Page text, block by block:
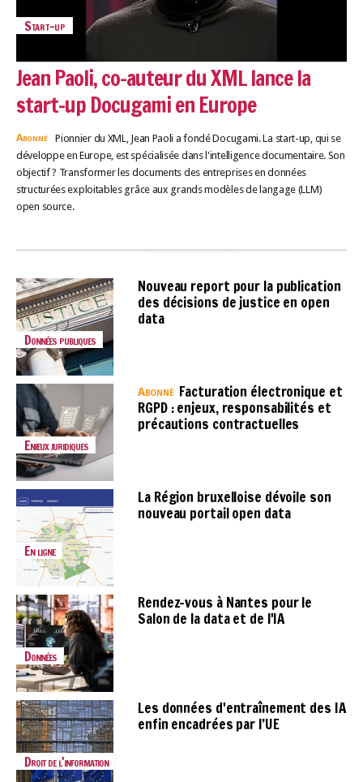
Start-up
Jean Paoli, co-auteur du XML lance la
start-up Docugami en Europe
Abonné
Pionnier du XML, Jean Paoli a fondé Docugami. La start-up, qui se
développe en Europe, est spécialisée dans l'intelligence documentaire. Son
objectif ? Transformer les documents des entreprises en données
structurées exploitables grâce aux grands modèles de langage (LLM)
open source.
Données publiques
Nouveau report pour la publication
des décisions de justice en open
data
Enjeux juridiques
Abonné Facturation électronique et
RGPD : enjeux, responsabilités et
précautions contractuelles
En ligne
La Région bruxelloise dévoile son
nouveau portail open data
Données
Rendez-vous à Nantes pour le
Salon de la data et de l'IA
Droit de l'information
Les données d'entraînement des IA
enfin encadrées par l’UE